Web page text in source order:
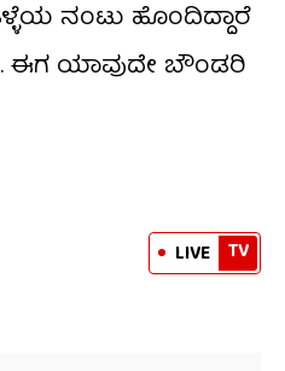
ನಂಟು ಹೊಂದಿದ್ದಾರೆ
ಈಗ ಯಾವುದೇ ಬೌಂಡರಿ
LIVE TV